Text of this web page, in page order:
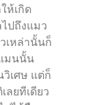
ห้เกิด
ปถึงแมว
เหล่านั้นก็
มนนั้น
เศษ แต่ก็
ลยทีเดียว